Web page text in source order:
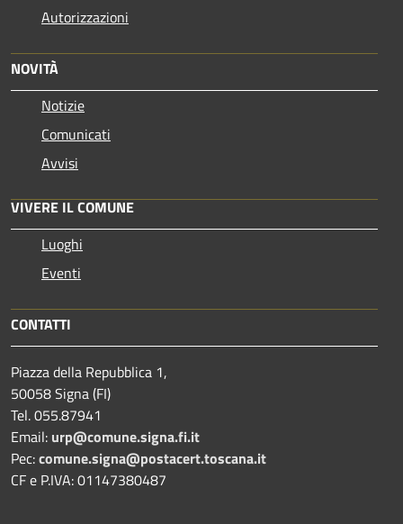
Autorizzazioni
NOVITÀ
Notizie
Comunicati
Avvisi
VIVERE IL COMUNE
Luoghi
Eventi
CONTATTI
Piazza della Repubblica 1,
50058 Signa (FI)
Tel. 055.87941
Email: urp@comune.signa.fi.it
Pec:comune.signa@postacert.toscana.it
CF e P.IVA: 01147380487